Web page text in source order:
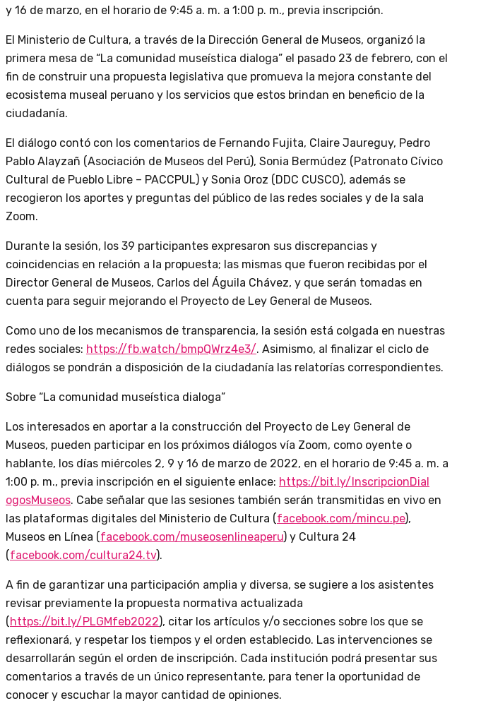
y 16 de marzo, en el horario de 9:45 a. m. a 1:00 p. m., previa inscripción.
El Ministerio de Cultura, a través de la Dirección General de Museos, organizó la
primera mesa de “La comunidad museística dialoga” el pasado 23 de febrero, con el
fin de construir una propuesta legislativa que promueva la mejora constante del
ecosistema museal peruano y los servicios que estos brindan en beneficio de la
ciudadanía.
El diálogo contó con los comentarios de Fernando Fujita, Claire Jaureguy, Pedro
Pablo Alayzañ (Asociación de Museos del Perú), Sonia Bermúdez (Patronato Cívico
Cultural de Pueblo Libre – PACCPUL) y Sonia Oroz (DDC CUSCO), además se
recogieron los aportes y preguntas del público de las redes sociales y de la sala
Zoom.
Durante la sesión, los 39 participantes expresaron sus discrepancias y
coincidencias en relación a la propuesta; las mismas que fueron recibidas por el
Director General de Museos, Carlos del Águila Chávez, y que serán tomadas en
cuenta para seguir mejorando el Proyecto de Ley General de Museos.
Como uno de los mecanismos de transparencia, la sesión está colgada en nuestras
redes sociales: https://fb.watch/bmpQWrz4e3/. Asimismo, al finalizar el ciclo de
diálogos se pondrán a disposición de la ciudadanía las relatorías correspondientes.
Sobre “La comunidad museística dialoga”
Los interesados en aportar a la construcción del Proyecto de Ley General de
Museos, pueden participar en los próximos diálogos vía Zoom, como oyente o
hablante, los días miércoles 2, 9 y 16 de marzo de 2022, en el horario de 9:45 a. m. a
1:00 p. m., previa inscripción en el siguiente enlace: https://bit.ly/InscripcionDial
ogosMuseos. Cabe señalar que las sesiones también serán transmitidas en vivo en
las plataformas digitales del Ministerio de Cultura (facebook.com/mincu.pe),
Museos en Línea (facebook.com/museosenlineaperu) y Cultura 24
(facebook.com/cultura24.tv).
A fin de garantizar una participación amplia y diversa, se sugiere a los asistentes
revisar previamente la propuesta normativa actualizada
( https://bit.ly/PLGMfeb2022), citar los artículos y/o secciones sobre los que se
reflexionará, y respetar los tiempos y el orden establecido. Las intervenciones se
desarrollarán según el orden de inscripción. Cada institución podrá presentar sus
comentarios a través de un único representante, para tener la oportunidad de
conocer y escuchar la mayor cantidad de opiniones.